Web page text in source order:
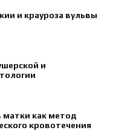
и крауроза вульвы
и
матки как метод
кровотечения